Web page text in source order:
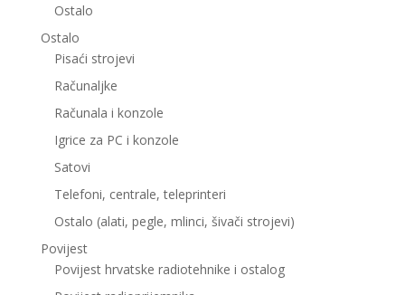
Ostalo
Ostalo
Pisaći strojevi
Računaljke
Računala i konzole
Igrice za PC i konzole
Satovi
Telefoni, centrale, teleprinteri
Ostalo (alati, pegle, mlinci, šivači strojevi)
Povijest
Povijest hrvatske radiotehnike i ostalog